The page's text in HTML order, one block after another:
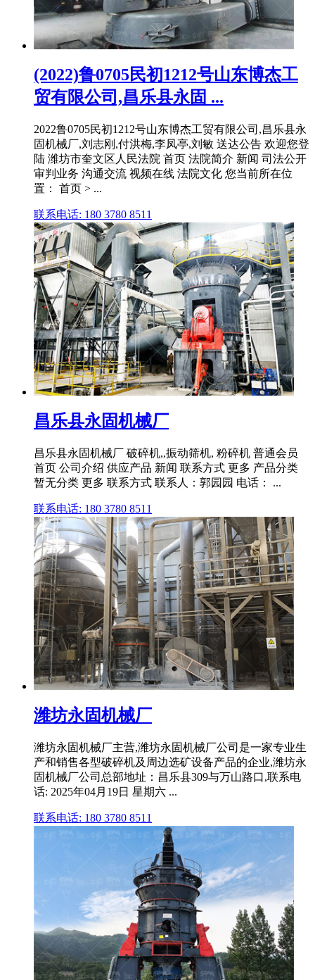
(2022)鲁0705民初1212号山东博杰工
贸有限公司,昌乐县永固 ...
2022鲁0705民初1212号山东博杰工贸有限公司,昌乐县永
固机械厂,刘志刚,付洪梅,李凤亭,刘敏 送达公告 欢迎您登
陆 潍坊市奎文区人民法院 首页 法院简介 新闻 司法公开
审判业务 沟通交流 视频在线 法院文化 您当前所在位
置： 首页 > ...
联系电话: 180 3780 8511
昌乐县永固机械厂
昌乐县永固机械厂 破碎机,,振动筛机, 粉碎机 普通会员
首页 公司介绍 供应产品 新闻 联系方式 更多 产品分类
暂无分类 更多 联系方式 联系人：郭园园 电话： ...
联系电话: 180 3780 8511
潍坊永固机械厂
潍坊永固机械厂主营,潍坊永固机械厂公司是一家专业生
产和销售各型破碎机及周边选矿设备产品的企业,潍坊永
固机械厂公司总部地址：昌乐县309与万山路口,联系电
话: 2025年04月19日 星期六 ...
联系电话: 180 3780 8511